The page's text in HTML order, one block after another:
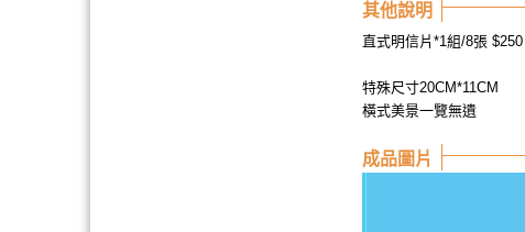
其他說明
直式明信片*1組/8張
特殊尺寸20CM*11CM
橫式美景一覽無遺
成品圖片